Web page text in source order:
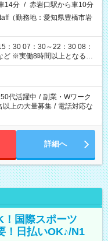
14分 / 赤岩口駅から車10分
（勤務地：愛知県豊橋市岩
：30 07：30～22：30 08：
※実働8時間以上となる勤
ます。
代活躍中 / 副業・Wワーク
以上の大量募集 / 電話対応な
詳細へ
国際スポーツ
！日払いOK♪/N1